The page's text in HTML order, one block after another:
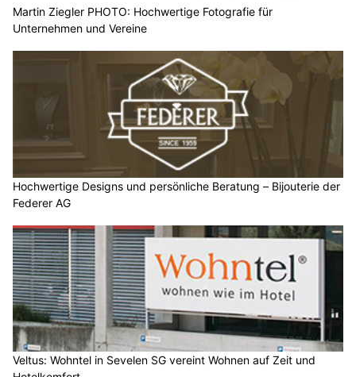
Martin Ziegler PHOTO: Hochwertige Fotografie für
Unternehmen und Vereine
Hochwertige Designs und persönliche Beratung – Bijouterie der
Federer AG
Veltus: Wohntel in Sevelen SG vereint Wohnen auf Zeit und